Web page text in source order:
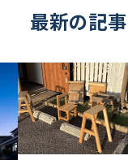
最新の記事